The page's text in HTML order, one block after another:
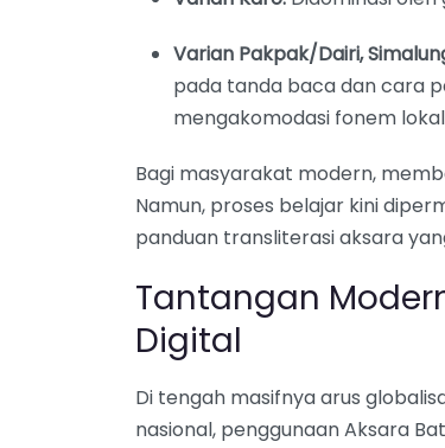
Varian Pakpak/Dairi,
pada tanda baca dan cara
mengakomodasi fonem
Bagi masyarakat modern,
Namun, proses belajar kini
panduan transliterasi aksara
Tantangan
Digital
Di tengah masifnya arus
nasional, penggunaan Aksara